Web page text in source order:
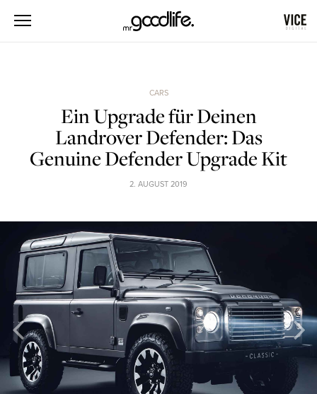
CARS
Ein Upgrade für Deinen
Landrover Defender: Das
Genuine Defender Upgrade Kit
2. AUGUST 2019